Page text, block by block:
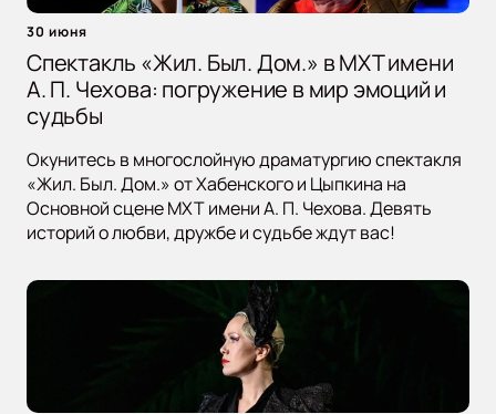
30 июня
Спектакль «Жил. Был. Дом.» в МХТ имени
А. П. Чехова: погружение в мир эмоций и
судьбы
Окунитесь в многослойную драматургию спектакля
«Жил. Был. Дом.» от Хабенского и Цыпкина на
Основной сцене МХТ имени А. П. Чехова. Девять
историй о любви, дружбе и судьбе ждут вас!